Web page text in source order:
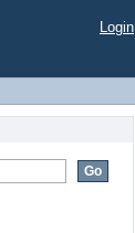
Login